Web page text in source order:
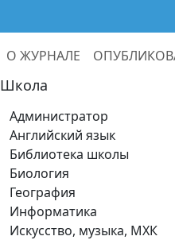
О ЖУРНАЛЕ
Школа
Администратор
Английский язык
Библиотека школы
Биология
География
Информатика
Искусство, музыка, МХК